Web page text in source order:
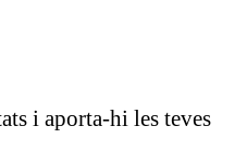
i aporta-hi les teves